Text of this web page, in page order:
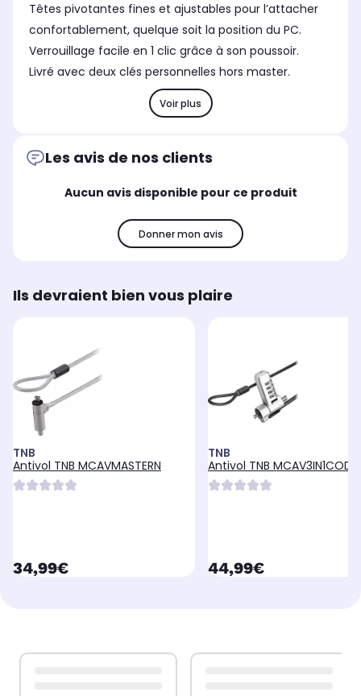
Têtes pivotantes fines et ajustables pour l’attacher
confortablement, quelque soit la position du PC.
Verrouillage facile en 1 clic grâce à son poussoir.
Livré avec deux clés personnelles hors master.
Voir plus
Les avis de nos clients
Aucun avis disponible pour ce produit
Donner mon avis
Ils devraient bien vous plaire
TNB
Antivol TNB MCAVMASTERN
currentPrice
34,99€
TNB
Antivol TNB MCAV3IN1CODE
currentPrice
44,99€